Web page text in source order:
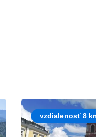
vzdialenosť 8